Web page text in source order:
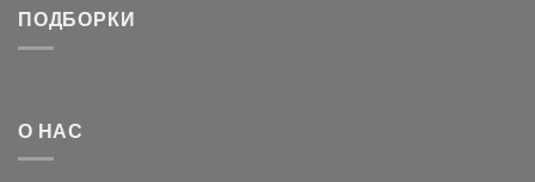
ПОДБОРКИ
О НАС